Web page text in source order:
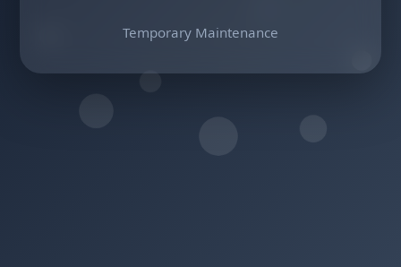
Temporary Maintenance